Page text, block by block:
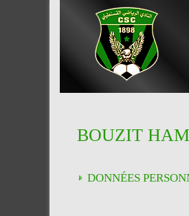
BOUZIT
DONNÉES